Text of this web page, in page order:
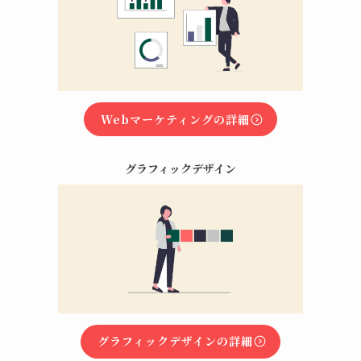
Webマーケティングの詳細
グラフィックデザイン
グラフィックデザインの詳細